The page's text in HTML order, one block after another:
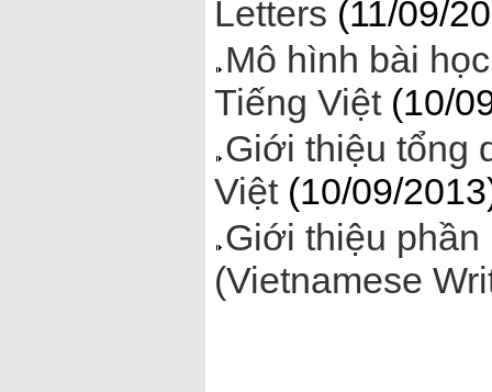
Letters (11/09/
Mô hình bài
Tiếng Việt(10/
Giới thiệu tổng
Việt(10/09/
Giới thiệu
(Vietnamese